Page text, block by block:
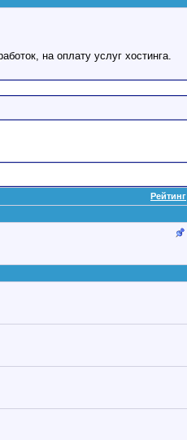
на оплату услуг хостинга.
Рейтинг